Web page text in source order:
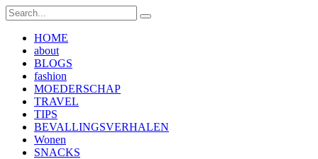
HOME
about
BLOGS
fashion
MOEDERSCHAP
TRAVEL
TIPS
BEVALLINGSVERHALEN
Wonen
SNACKS